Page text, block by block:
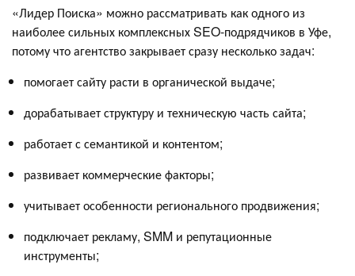
«Лидер Поиска» можно рассматривать как одного из
наиболее сильных комплексных SEO-подрядчиков в Уфе,
потому что агентство закрывает сразу несколько задач:
помогает сайту расти в органической выдаче;
дорабатывает структуру и техническую часть сайта;
работает с семантикой и контентом;
развивает коммерческие факторы;
учитывает особенности регионального продвижения;
подключает рекламу, SMM и репутационные
инструменты;